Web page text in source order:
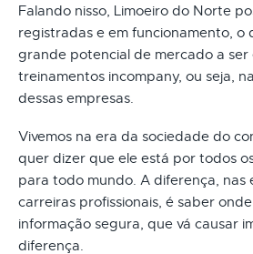
Falando nisso, Limoeiro do Norte
registradas e em funcionamento, o
grande potencial de mercado a ser
treinamentos incompany, ou seja,
dessas empresas.
Vivemos na era da sociedade do
quer dizer que ele está por todos
para todo mundo. A diferença, nas
carreiras profissionais, é saber
informação segura, que vá causar
diferença.